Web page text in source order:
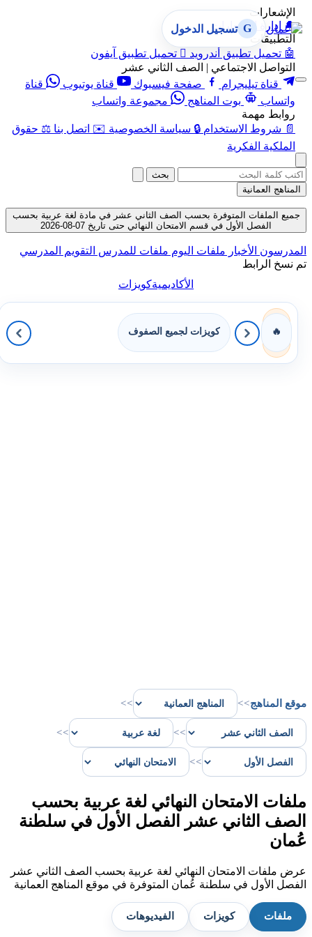
الإشعارات
🔔 إدارة الإشعارات
التطبيقات
🤖 تحميل تطبيق أندرويد  تحميل تطبيق آيفون
التواصل الاجتماعي | الصف الثاني عشر
قناة تيليجرام
صفحة فيسبوك قناة يوتيوب
قناة
واتساب
بوت المناهج
مجموعة واتساب
روابط مهمة
📄 شروط الاستخدام 🔒 سياسة الخصوصية ✉️ اتصل بنا ⚖️ حقوق
الملكية الفكرية
G تسجيل الدخول
بحث
المناهج العمانية
جميع الملفات المتوفرة بحسب الصف الثاني عشر في مادة لغة عربية بحسب
الفصل الأول في قسم الامتحان النهائي حتى تاريخ 07-08-2026
المدرسون الأخبار ملفات اليوم ملفات للمدرس التقويم المدرسي
تم نسخ الرابط
الأكاديميةكويزات
🔥 كويزات لجميع الصفوف
موقع المناهج>>
>>
>>
>>
>>
ملفات الامتحان النهائي لغة عربية بحسب
الصف الثاني عشر الفصل الأول في سلطنة
عُمان
عرض ملفات الامتحان النهائي لغة عربية بحسب الصف الثاني عشر
الفصل الأول في سلطنة عُمان المتوفرة في موقع المناهج العمانية
ملفات كويزات الفيديوهات